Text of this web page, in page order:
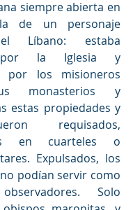
siempre abierta en
de un personaje
Líbano: estaba
por la Iglesia y
por los misioneros
monasterios y
estas propiedades y
requisados,
en cuarteles o
Expulsados, los
podían servir como
Solo